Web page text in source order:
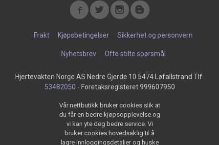
Frakt Kjøpsbetingelser Sikkerhet og personvern
Nyhetsbrev Ofte stilte spørsmål
Hjertevakten Norge AS Nedre Gjerde 10 5474 Løfallstrand Tlf.
53482050 - Foretaksregisteret 999607950
Vår nettbutikk bruker cookies slik at
du får en bedre kjøpsopplevelse og
vi kan yte deg bedre service. Vi
bruker cookies hovedsaklig til å
lagre innloggingsdetaljer og huske